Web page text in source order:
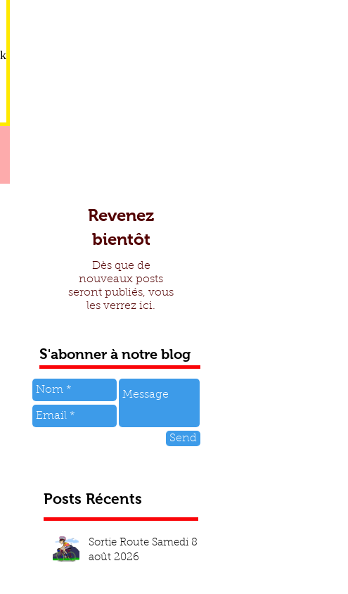
Revenez
bientôt
Dès que de
nouveaux posts
seront publiés, vous
les verrez ici.
S'abonner à notre blog
Send
Posts Récents
Sortie Route Samedi 8
août 2026